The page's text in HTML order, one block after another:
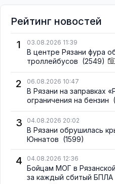
Рейтинг новостей
1
03.08.2026 11:39
В центре Рязани фура
троллейбусов (2549)
2 06.08.2026 10:47
В Рязани на заправках
ограничения на бензин
3 04.08.2026 20:02
В Рязани обрушилась
Юннатов (1599)
4 04.08.2026 12:36
Бойцам МОГ в
за каждый сбитый БПЛА